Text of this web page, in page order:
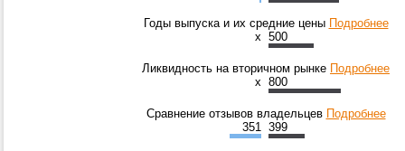
Годы выпуска и их средние цены Подробнее
x 500
Ликвидность на вторичном рынке Подробнее
x 800
Сравнение отзывов владельцев Подробнее
351 399